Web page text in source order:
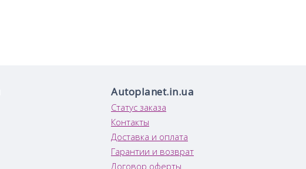
Autoplanet.in.ua
Статус заказа
Контакты
Доставка и оплата
Гарантии и возврат
Договор оферты